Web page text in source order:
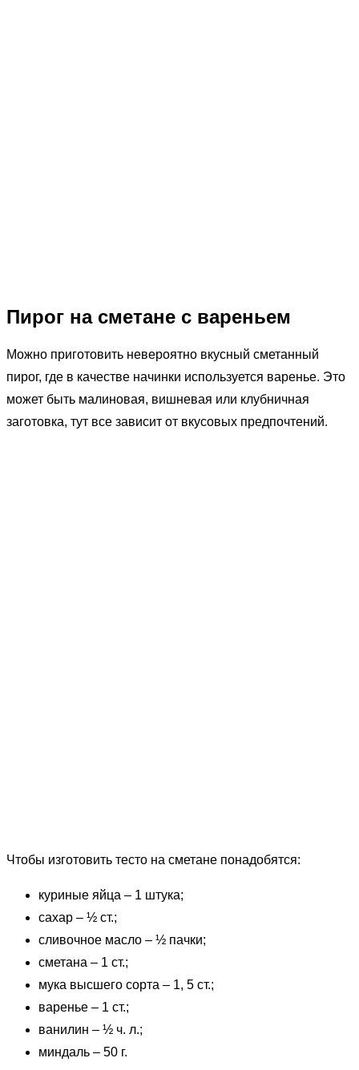
Пирог на сметане с вареньем
Можно приготовить невероятно вкусный сметанный
пирог, где в качестве начинки используется варенье. Это
может быть малиновая, вишневая или клубничная
заготовка, тут все зависит от вкусовых предпочтений.
Чтобы изготовить тесто на сметане понадобятся:
куриные яйца – 1 штука;
сахар – ½ ст.;
сливочное масло – ½ пачки;
сметана – 1 ст.;
мука высшего сорта – 1, 5 ст.;
варенье – 1 ст.;
ванилин – ½ ч. л.;
миндаль – 50 г.